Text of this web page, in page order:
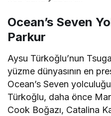
Ocean’s Seven
Parkur
Aysu Türkoğlu’nun
yüzme dünyasının en
Ocean’s Seven
Türkoğlu, daha önce
Cook Boğazı, Catalina